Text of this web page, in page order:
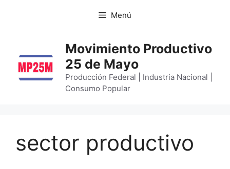
Menú
Movimiento Productivo
25 de Mayo
Producción Federal | Industria Nacional |
Consumo Popular
sector productivo